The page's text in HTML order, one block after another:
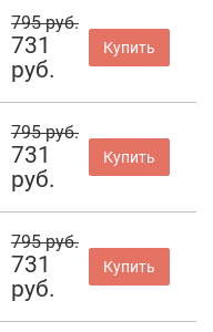
795 руб.
731
руб.
Купить
795 руб.
731
руб.
Купить
795 руб.
731
руб.
Купить